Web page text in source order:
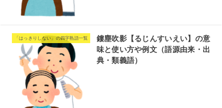
「はっきりしない」の四字熟語一覧
鏤塵吹影【るじんすいえい】の意
味と使い方や例文（語源由来・出
典・類義語）